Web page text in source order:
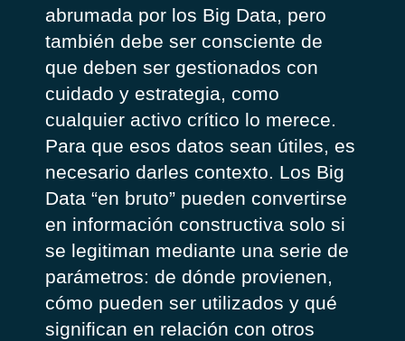
abrumada por los Big Data, pero
también debe ser consciente de
que deben ser gestionados con
cuidado y estrategia, como
cualquier activo crítico lo merece.
Para que esos datos sean útiles, es
necesario darles contexto. Los Big
Data “en bruto” pueden convertirse
en información constructiva solo si
se legitiman mediante una serie de
parámetros: de dónde provienen,
cómo pueden ser utilizados y qué
significan en relación con otros